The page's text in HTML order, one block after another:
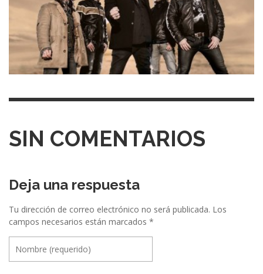
SIN COMENTARIOS
Deja una respuesta
Tu dirección de correo electrónico no será publicada. Los
campos necesarios están marcados *